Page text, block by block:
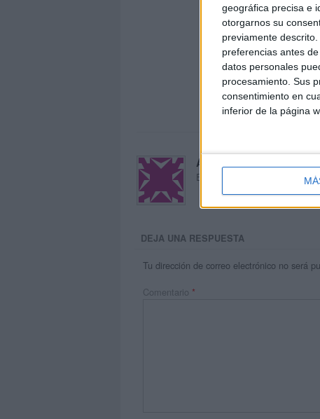
geográfica precisa e
otorgarnos su
previamente
preferencias antes
datos personales
procesamiento. Sus
consentimiento en
inferior de la página
Acerca de María Olivares
El autor no ha proporcionado
DEJA UNA RESPUESTA
Tu dirección de correo electrónico no será
Comentario *